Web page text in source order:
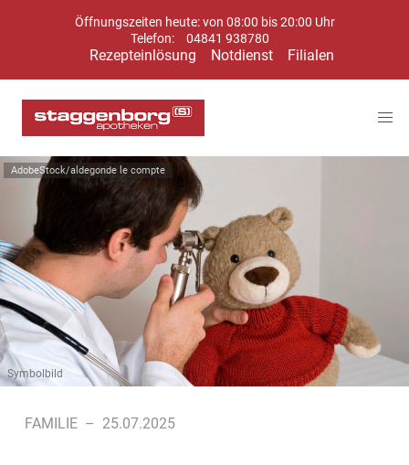
Öffnungszeiten heute: von 08:00 bis 20:00 Uhr
Telefon:
04841 938780
Rezepteinlösung Notdienst Filialen
AdobeStock/aldegonde le compte
Symbolbild
FAMILIE – 25.07.2025